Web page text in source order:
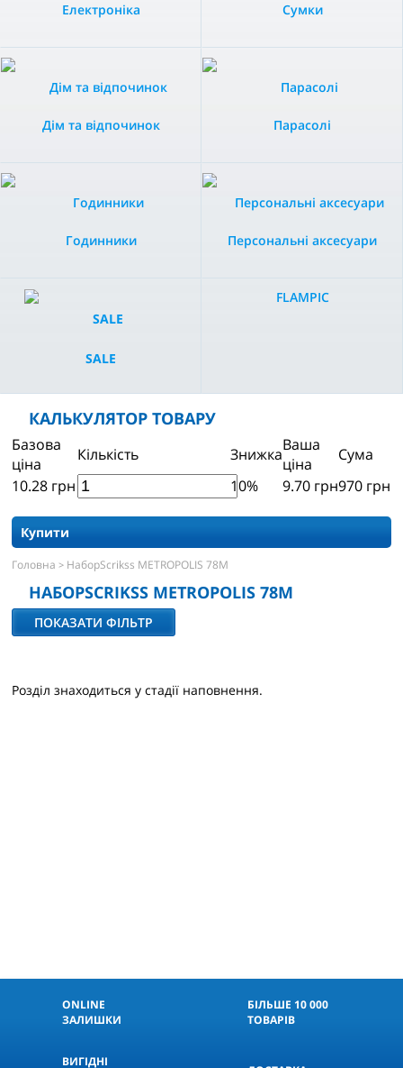
Електроніка Сумки
Дім та відпочинок Парасолі
Годинники Персональні аксесуари
SALE
FLAMPIC
КАЛЬКУЛЯТОР ТОВАРУ
Базова
ціна
Кількість ЗнижкаВаша
ціна
Сума
10.28 грн 10% 9.70 грн970 грн
Купити
Головна > НаборScrikss METROPOLIS 78M
НАБОРSCRIKSS METROPOLIS 78M
ПОКАЗАТИ ФІЛЬТР
Розділ знаходиться у стадії наповнення.
ONLINE
ЗАЛИШКИ
БІЛЬШЕ 10 000
ТОВАРІВ
ВИГІДНІ